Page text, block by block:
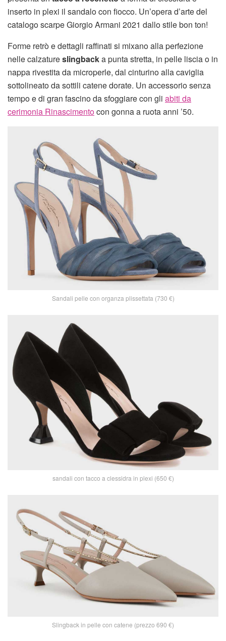
inserto in plexi il sandalo con fiocco. Un’opera d’arte del
catalogo scarpe Giorgio Armani 2021 dallo stile bon ton!
Forme retrò e dettagli raffinati si mixano alla perfezione
nelle calzatureslingbacka punta stretta, in pelle liscia o in
nappa rivestita da microperle, dal cinturino alla caviglia
sottolineato da sottili catene dorate. Un accessorio senza
tempo e di gran fascino da sfoggiare con gli abiti da
cerimonia Rinascimentocon gonna a ruota anni ’50.
Sandali pelle con organza plissettata (730 €)
sandali con tacco a clessidra in plexi (650 €)
Slingback in pelle con catene (prezzo 690 €)